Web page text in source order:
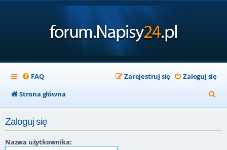
FAQ Zaloguj się
Zarejestruj się
Strona główna
z
Zaloguj się
Nazwa użytkownika: